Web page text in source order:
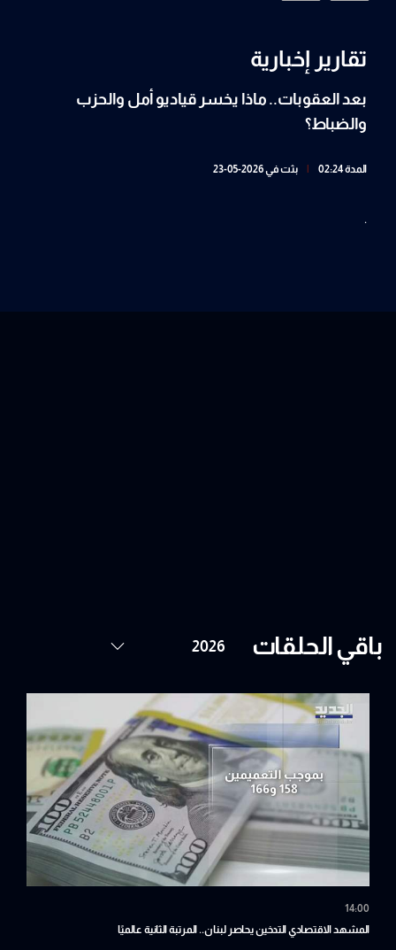
تقارير إخبارية
بعد العقوبات.. ماذا يخسر قياديو أمل والحزب
والضباط؟
المدة 02:24 بثت في 2026-05-23
.
باقي الحلقات
14:00
المشهد الاقتصادي التدخين يحاصر لبنان.. المرتبة الثانية عالميًا